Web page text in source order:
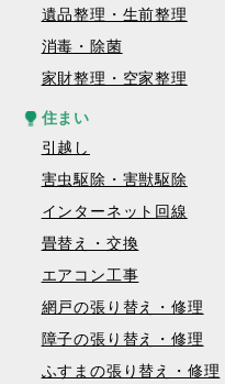
遺品整理・生前整理
消毒・除菌
家財整理・空家整理
住まい
引越し
害虫駆除・害獣駆除
インターネット回線
畳替え・交換
エアコン工事
網戸の張り替え・修理
障子の張り替え・修理
ふすまの張り替え・修理